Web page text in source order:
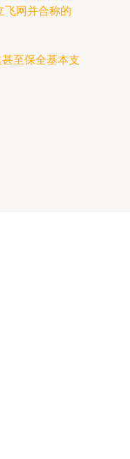
飞网并合称的
至保全基本支